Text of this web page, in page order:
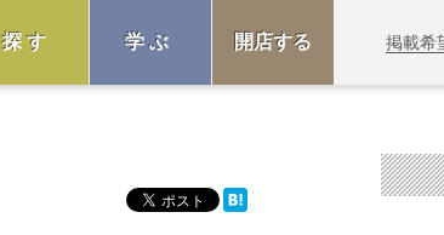
探す 学ぶ 開店する 掲載希